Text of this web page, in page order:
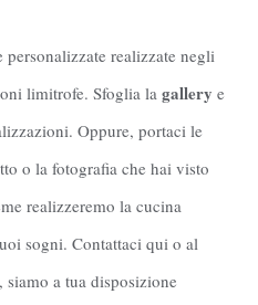
personalizzate realizzate negli
limitrofe. Sfoglia la gallery e
Oppure, portaci le
o la fotografia che hai visto
realizzeremo la cucina
sogni. Contattaci qui o al
a tua disposizione